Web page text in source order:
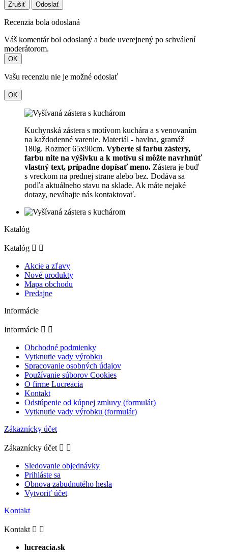
Zrušiť Odoslať
Recenzia bola odoslaná
Váš komentár bol odoslaný a bude uverejnený po schválení
moderátorom.
OK
Vašu recenziu nie je možné odoslať
OK
Kuchynská zástera s motívom kuchára a s venovaním
na každodenné varenie. Materiál - bavlna, gramáž
180g. Rozmer 65x90cm. Vyberte si farbu zástery,
farbu nite na výšivku a k motívu si môžte navrhnúť
vlastný text, prípadne dopísať meno. Zástera je buď
s vreckom na prednej strane alebo bez. Dodáva sa
podľa aktuálneho stavu na sklade. Ak máte nejaké
dotazy, neváhajte nás kontaktovať.
Katalóg
Katalóg  
Akcie a zľavy
Nové produkty
Mapa obchodu
Predajne
Informácie
Informácie  
Obchodné podmienky
Vytknutie vady výrobku
Spracovanie osobných údajov
Používanie súborov Cookies
O firme Lucreacia
Kontakt
Odstúpenie od kúpnej zmluvy (formulár)
Vytknutie vady výrobku (formulár)
Zákaznícky účet
Zákaznícky účet  
Sledovanie objednávky
Prihláste sa
Obnova zabudnutého hesla
Vytvoriť účet
Kontakt
Kontakt  
lucreacia.sk